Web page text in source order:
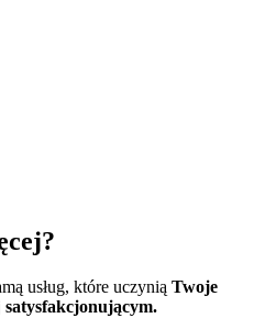
usług, które uczynią Twoje
satysfakcjonującym.